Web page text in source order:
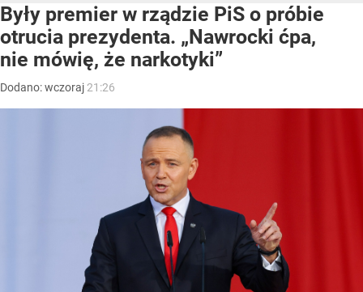
Były premier w rządzie PiS o próbie
otrucia prezydenta. „Nawrocki ćpa,
nie mówię, że narkotyki”
Dodano:wczoraj 21:26